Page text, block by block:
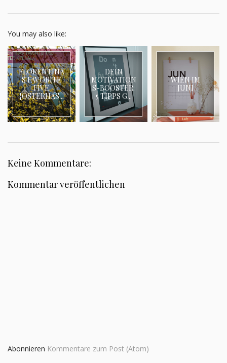
You may also like:
FLORENTINA
S FAVORITE
FIVE
{OSTERHAS...
DEIN
MOTIVATION
S-BOOSTER:
5 TIPPS G...
WIEN IM
JUNI
Keine Kommentare:
Kommentar veröffentlichen
Abonnieren Kommentare zum Post (Atom)